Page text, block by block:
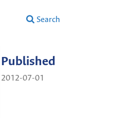
Search
Published
2012-07-01